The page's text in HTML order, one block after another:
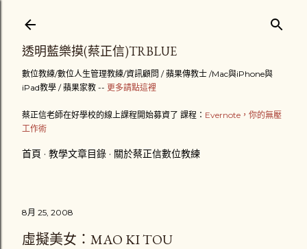
透明藍樂摸(蔡正信)TRBLUE
數位教練/數位人生管理教練/資訊顧問 / 蘋果傳教士 /Mac與iPhone與
iPad教學 / 蘋果家教 -- 更多請點這裡
蔡正信老師在好學校的線上課程開始募資了 課程： Evernote，你的無壓
工作術
首頁 教學文章目錄 關於蔡正信數位教練
8月 25, 2008
虛擬美女：MAO KI TOU